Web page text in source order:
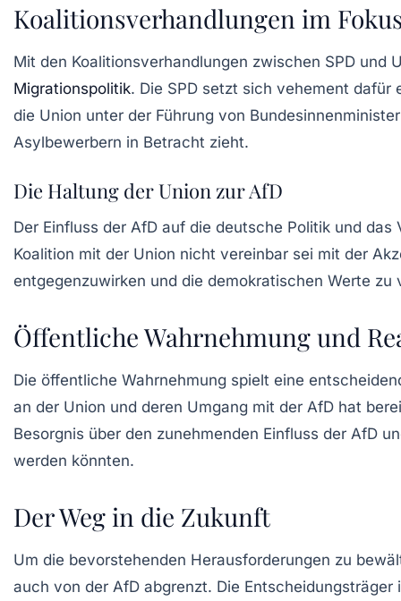
Koalitionsverhandlungen im
Mit den Koalitionsverhandlungen zwischen SPD und
Migrationspolitik. Die SPD setzt sich vehement
die Union unter der Führung von
Asylbewerbern in Betracht zieht.
Die Haltung der Union zur AfD
Der Einfluss der AfD auf die deutsche Politik und
Koalition mit der Union nicht vereinbar sei mit der
entgegenzuwirken und die demokratischen Werte
Öffentliche Wahrnehmung und
Die öffentliche Wahrnehmung spielt eine
an der Union und deren Umgang mit der AfD hat
Besorgnis über den zunehmenden Einfluss der AfD
werden könnten.
Der Weg in die Zukunft
Um die bevorstehenden Herausforderungen zu
auch von der AfD abgrenzt. Die